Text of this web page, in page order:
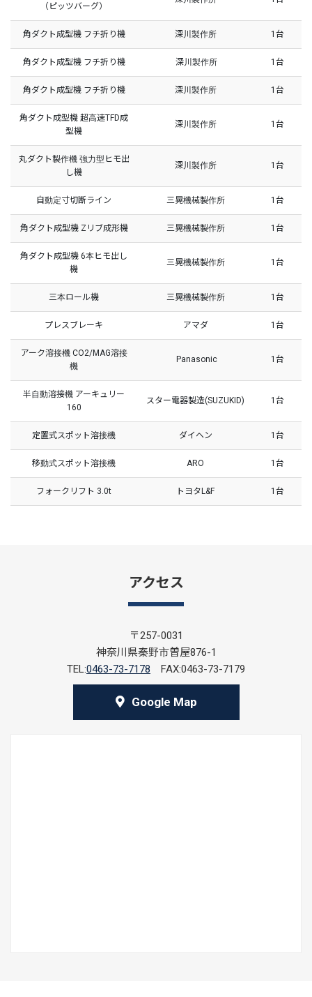
（ピッツバーグ）
角ダクト成型機 フチ折り機 深川製作所 1台
角ダクト成型機 フチ折り機 深川製作所 1台
角ダクト成型機 フチ折り機 深川製作所 1台
角ダクト成型機 超高速TFD成
型機
深川製作所 1台
丸ダクト製作機 強力型ヒモ出
し機
深川製作所 1台
自動定寸切断ライン 三晃機械製作所 1台
角ダクト成型機 Zリブ成形機 三晃機械製作所 1台
角ダクト成型機 6本ヒモ出し
機
三晃機械製作所 1台
三本ロール機 三晃機械製作所 1台
プレスブレーキ アマダ 1台
アーク溶接機 CO2/MAG溶接
機
Panasonic 1台
半自動溶接機 アーキュリー
160
スター電器製造(SUZUKID) 1台
定置式スポット溶接機 ダイヘン 1台
移動式スポット溶接機 ARO 1台
フォークリフト 3.0t トヨタL&F 1台
アクセス
〒257-0031
神奈川県秦野市曽屋876-1
TEL:0463-73-7178 FAX:0463-73-7179
Google Map